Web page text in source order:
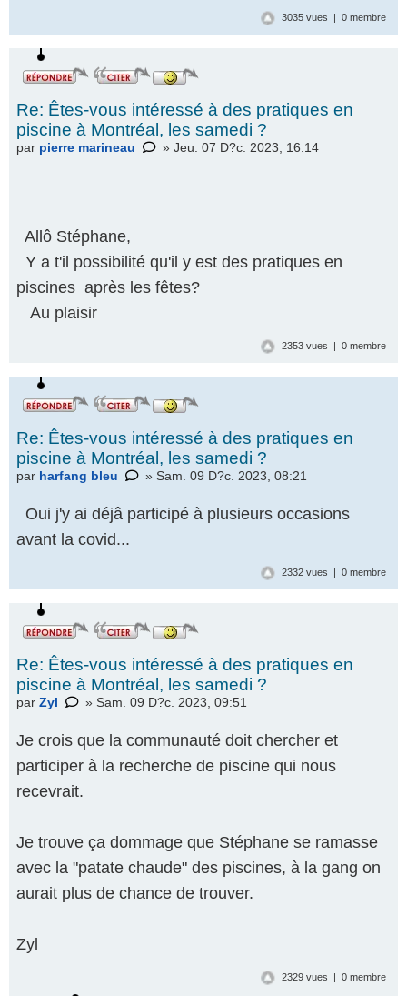
3035 vues | 0 membre
Re: Êtes-vous intéressé à des pratiques en
piscine à Montréal, les samedi ?
par pierre marineau » Jeu. 07 D?c. 2023, 16:14
Allô Stéphane,
Y a t'il possibilité qu'il y est des pratiques en
piscines après les fêtes?
Au plaisir
2353 vues | 0 membre
Re: Êtes-vous intéressé à des pratiques en
piscine à Montréal, les samedi ?
par harfang bleu » Sam. 09 D?c. 2023, 08:21
Oui j'y ai déjâ participé à plusieurs occasions
avant la covid...
2332 vues | 0 membre
Re: Êtes-vous intéressé à des pratiques en
piscine à Montréal, les samedi ?
par Zyl » Sam. 09 D?c. 2023, 09:51
Je crois que la communauté doit chercher et
participer à la recherche de piscine qui nous
recevrait.
Je trouve ça dommage que Stéphane se ramasse
avec la "patate chaude" des piscines, à la gang on
aurait plus de chance de trouver.
Zyl
2329 vues | 0 membre